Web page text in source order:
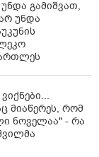
გამიშვათ,
უნდა
მიაწერეს, რომ
ნოველაა" - რა